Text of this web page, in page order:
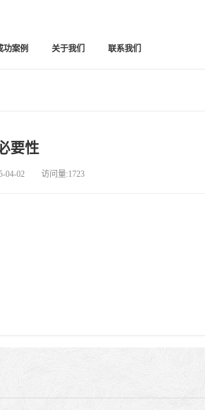
功案例 关于我们 联系我们
要性
04-02 访问量:1723